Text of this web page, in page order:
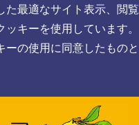
た最適なサイト表示、閲覧
キーを使用しています。
ーの使用に同意したものと